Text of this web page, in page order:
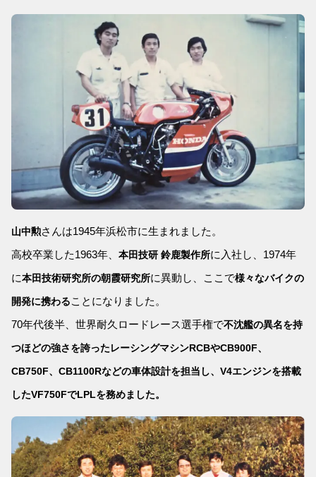
山中勲さんは1945年浜松市に生まれました。
高校卒業した1963年、 本田技研 鈴鹿製作所に入社し、1974年
に本田技術研究所の朝霞研究所に異動し、ここで様々なバイクの
開発に携わることになりました。
70年代後半、世界耐久ロードレース選手権で不沈艦の異名を持
つほどの強さを誇ったレーシングマシンRCBやCB900F、
CB750F、CB1100Rなどの車体設計を担当し、V4エンジンを搭載
したVF750FでLPLを務めました。